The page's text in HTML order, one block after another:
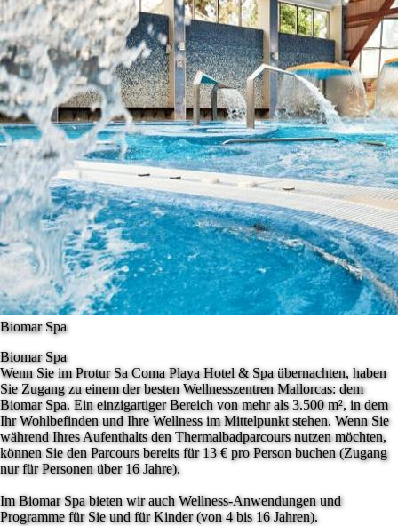
Biomar Spa
Biomar Spa
Wenn Sie im Protur Sa Coma Playa Hotel & Spa übernachten, haben
Sie Zugang zu einem der besten Wellnesszentren Mallorcas: dem
Biomar Spa. Ein einzigartiger Bereich von mehr als 3.500 m², in dem
Ihr Wohlbefinden und Ihre Wellness im Mittelpunkt stehen. Wenn Sie
während Ihres Aufenthalts den Thermalbadparcours nutzen möchten,
können Sie den Parcours bereits für 13 € pro Person buchen (Zugang
nur für Personen über 16 Jahre).
Im Biomar Spa bieten wir auch Wellness-Anwendungen und
Programme für Sie und für Kinder (von 4 bis 16 Jahren).